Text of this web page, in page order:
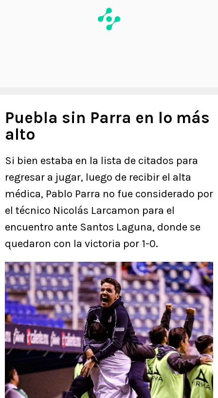
Puebla sin Parra en lo más
alto
Si bien estaba en la lista de citados para
regresar a jugar, luego de recibir el alta
médica, Pablo Parra no fue considerado por
el técnico Nicolás Larcamon para el
encuentro ante Santos Laguna, donde se
quedaron con la victoria por 1-0.